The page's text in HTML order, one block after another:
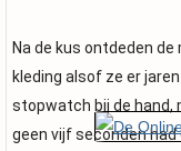
Na de kus ontdeden
kleding alsof ze er
stopwatch bij de hand,
geen vijf seconden had